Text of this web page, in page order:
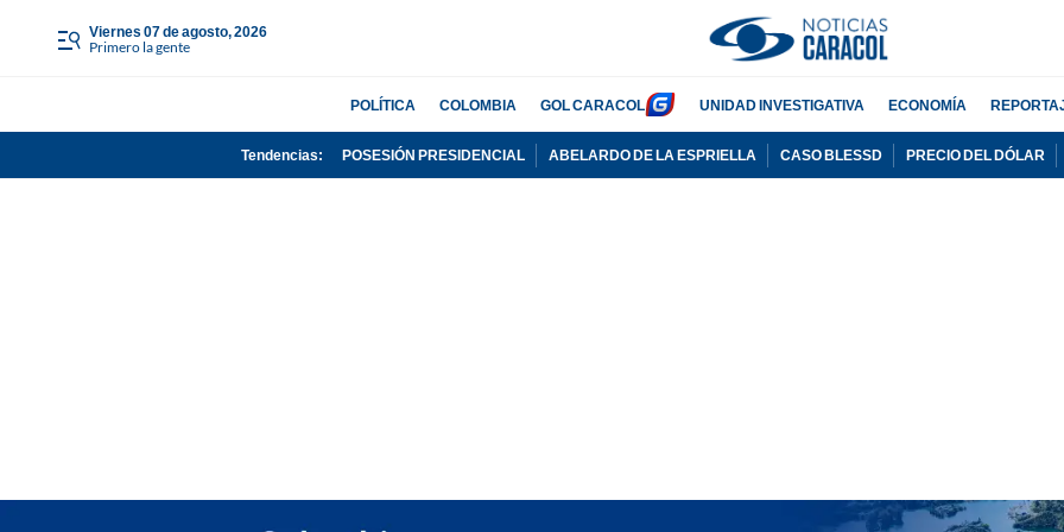
viernes 07 de agosto, 2026
Primero la gente
POLÍTICA COLOMBIA GOL CARACOL UNIDAD INVESTIGATIVA ECONOMÍA
Tendencias: POSESIÓN PRESIDENCIAL ABELARDO DE LA ESPRIELLA CASO BLESSD PRECIO DEL DÓLAR